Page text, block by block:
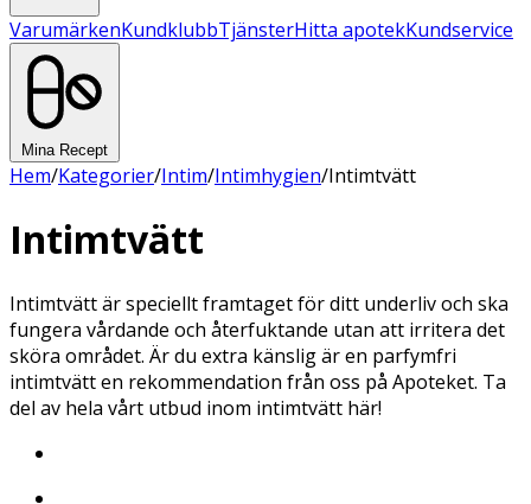
VarumärkenKundklubbTjänsterHitta apotekKundservice
Mina Recept
Hem/Kategorier/Intim/Intimhygien/Intimtvätt
Intimtvätt
Intimtvätt är speciellt framtaget för ditt underliv och ska
fungera vårdande och återfuktande utan att irritera det
sköra området. Är du extra känslig är en parfymfri
intimtvätt en rekommendation från oss på Apoteket. Ta
del av hela vårt utbud inom intimtvätt här!